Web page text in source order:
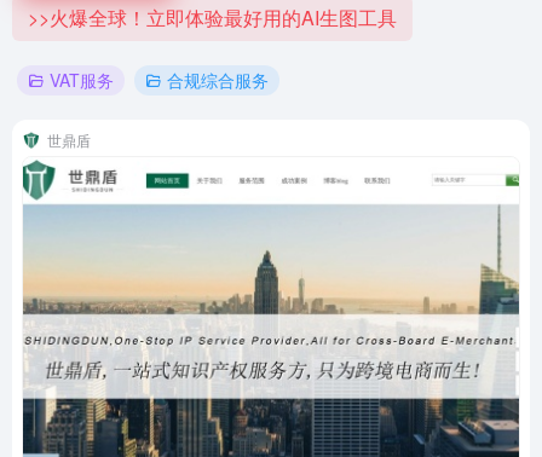
>>火爆全球！立即体验最好用的AI生图工具
VAT服务 合规综合服务
世鼎盾